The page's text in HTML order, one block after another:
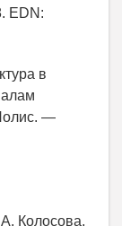
EDN:
в
—
Колосова,